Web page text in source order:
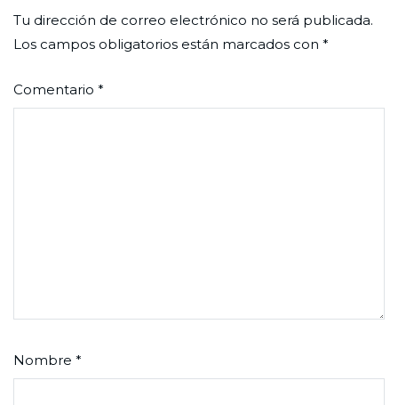
Tu dirección de correo electrónico no será publicada.
Los campos obligatorios están marcados con *
Comentario *
Nombre *